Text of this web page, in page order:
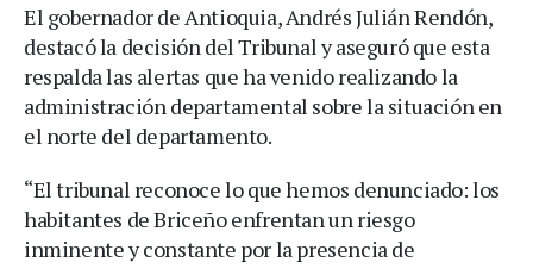
El gobernador de Antioquia, Andrés Julián Rendón,
destacó la decisión del Tribunal y aseguró que esta
respalda las alertas que ha venido realizando la
administración departamental sobre la situación en
el norte del departamento.
“El tribunal reconoce lo que hemos denunciado: los
habitantes de Briceño enfrentan un riesgo
inminente y constante por la presencia de